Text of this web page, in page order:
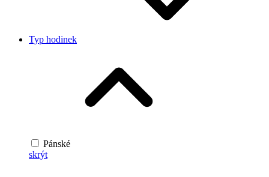
Typ hodinek
Pánské
skrýt